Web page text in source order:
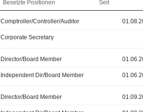
Besetzte Positionen Seit
Comptroller/Controller/Auditor
Corporate Secretary
Director/Board Member
Independent Dir/Board Member
Director/Board Member